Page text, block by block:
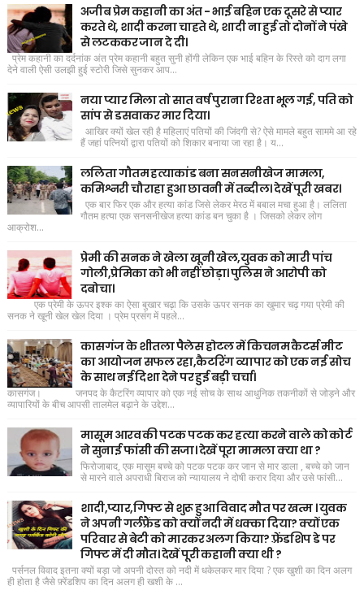
अजीब प्रेम कहानी का अंत - भाई बहिन एक दूसरे से प्यार
करते थे, शादी करना चाहते थे, शादी ना हुई तो दोनों ने पंखे
से लटककर जान दे दी।
प्रेम कहानी का दर्दनांक अंत प्रेम कहानी बहुत सुनी होंगी लेकिन एक भाई बहिन के रिस्ते को दाग लगा
देने वाली ऐसी उलझी हुई स्टोरी जिसे सुनकर आप...
नया प्यार मिला तो सात वर्ष पुराना रिश्ता भूल गई, पति को
सांप से डसवाकर मार दिया।
आखिर क्यों खेल रही है महिलाएं पतियों की जिंदगी से? ऐसे मामले बहुत साममे आ रहे
हैं जहां पत्नियों द्वारा पतियों को शिकार बनाया जा रहा है। य...
ललिता गौतम हत्याकांड बना सनसनीखेज मामला,
कमिश्नरी चौराहा हुआ छावनी में तब्दील। देखें पूरी खबर।
एक बार फिर एक और हत्या कांड जिसे लेकर मेरठ में बबाल मचा हुआ है। ललिता
गौतम हत्या एक सनसनीखेज हत्या कांड बन चुका है । जिसको लेकर लोग
आक्रोश...
प्रेमी की सनक ने खेला खूनी खेल,युवक को मारी पांच
गोली,प्रेमिका को भी नहीं छोड़ा। पुलिस ने आरोपी को
दबोचा।
एक प्रेमी के ऊपर इश्क का ऐसा बुखार चढ़ा कि उसके ऊपर सनक का खुमार चढ़ गया प्रेमी की
सनक ने खूनी खेल खेल दिया । प्रेम प्रसंग में पहले...
कासगंज के शीतला पैलेस होटल में किचनम कैटर्स मीट
का आयोजन सफल रहा,कैटरिंग व्यापार को एक नई सोच
के साथ नई दिशा देने पर हुई बड़ी चर्चा।
कासगंज। जनपद के कैटरिंग व्यापार को एक नई सोच के साथ आधुनिक तकनीकों से जोड़ने और
व्यापारियों के बीच आपसी तालमेल बढ़ाने के उद्देश...
मासूम आरव की पटक पटक कर हत्या करने वाले को कोर्ट
ने सुनाई फांसी की सजा। देखें पूरा मामला क्या था ?
फिरोजाबाद, एक मासूम बच्चे को पटक पटक कर जान से मार डाला , बच्चे को जान
से मारने वाले अपराधी बिराज को न्यायालय ने दोषी करार दिया और उसे फांसी...
शादी,प्यार,गिफ्ट से शुरू हुआ विवाद मौत पर खत्म । युवक
ने अपनी गर्लफ्रैंड को क्यों नदी में धक्का दिया? क्यों एक
परिवार से बेटी को मारकर अलग किया? फ़्रेंडशिप डे पर
गिफ्ट में दी मौत। देखें पूरी कहानी क्या थी ?
पर्सनल विवाद इतना क्यों बड़ा जो अपनी दोस्त को नदी में धकेलकर मार दिया ? एक खुशी का दिन अलग
ही होता है जैसे फ़्रेंडशिप का दिन अलग ही खशी के ...